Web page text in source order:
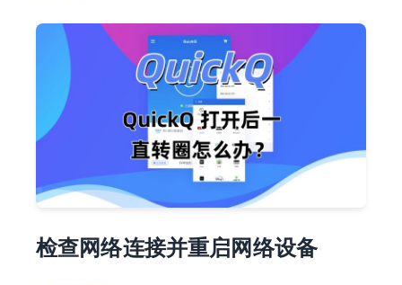
检查网络连接并重启网络设备